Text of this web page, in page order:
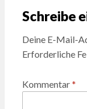
Schreibe
Deine E-Mail-
Erforderliche
Kommentar*